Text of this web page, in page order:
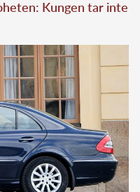
Kungen tar inte